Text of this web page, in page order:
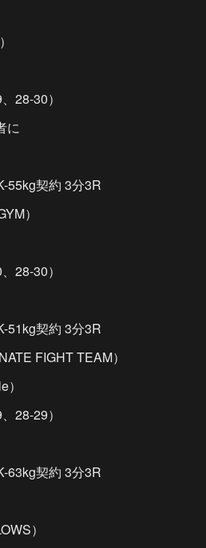
28-30）
に
契約 3分3R
）
28-30）
契約 3分3R
FIGHT TEAM）
28-29）
契約 3分3R
）